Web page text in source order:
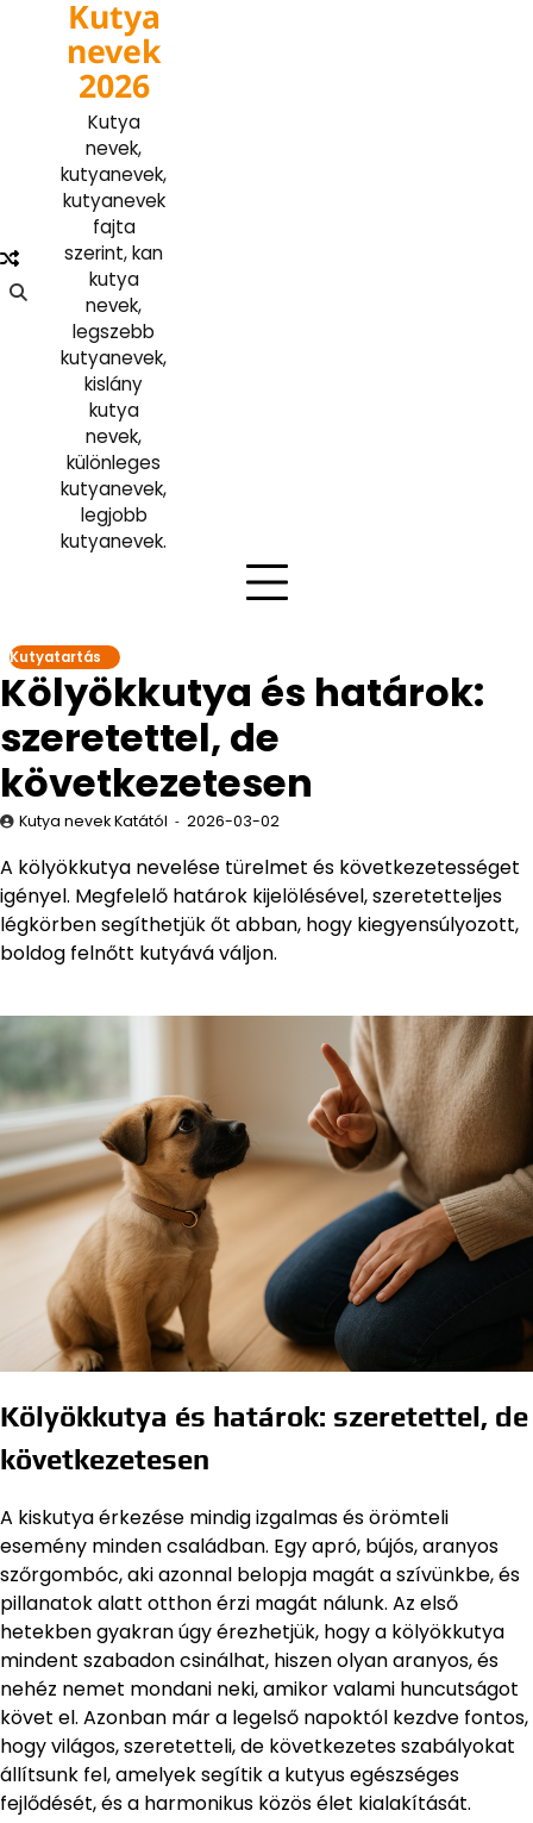
content
Kutya
nevek
2026
Kutya
nevek,
kutyanevek,
kutyanevek
fajta
szerint, kan
kutya
nevek,
legszebb
kutyanevek,
kislány
kutya
nevek,
különleges
kutyanevek,
legjobb
kutyanevek.
Kutyatartás
Kölyökkutya és határok:
szeretettel, de
következetesen
Kutya nevek Katától 2026-03-02
A kölyökkutya nevelése türelmet és következetességet
igényel. Megfelelő határok kijelölésével, szeretetteljes
légkörben segíthetjük őt abban, hogy kiegyensúlyozott,
boldog felnőtt kutyává váljon.
Kölyökkutya és határok: szeretettel, de
következetesen
A kiskutya érkezése mindig izgalmas és örömteli
esemény minden családban. Egy apró, bújós, aranyos
szőrgombóc, aki azonnal belopja magát a szívünkbe, és
pillanatok alatt otthon érzi magát nálunk. Az első
hetekben gyakran úgy érezhetjük, hogy a kölyökkutya
mindent szabadon csinálhat, hiszen olyan aranyos, és
nehéz nemet mondani neki, amikor valami huncutságot
követ el. Azonban már a legelső napoktól kezdve fontos,
hogy világos, szeretetteli, de következetes szabályokat
állítsunk fel, amelyek segítik a kutyus egészséges
fejlődését, és a harmonikus közös élet kialakítását.